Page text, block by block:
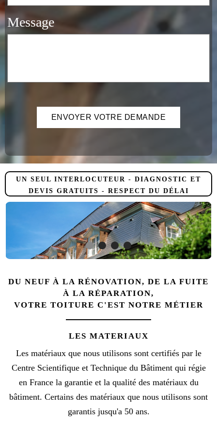
Message
UN SEUL INTERLOCUTEUR - DIAGNOSTIC ET
DEVIS GRATUITS - RESPECT DU DÉLAI
DU NEUF À LA RÉNOVATION, DE LA FUITE
À LA RÉPARATION,
VOTRE TOITURE C'EST NOTRE MÉTIER
LES MATERIAUX
Les matériaux que nous utilisons sont certifiés par le
Centre Scientifique et Technique du Bâtiment qui régie
en France la garantie et la qualité des matériaux du
bâtiment. Certains des matériaux que nous utilisons sont
garantis jusqu'a 50 ans.